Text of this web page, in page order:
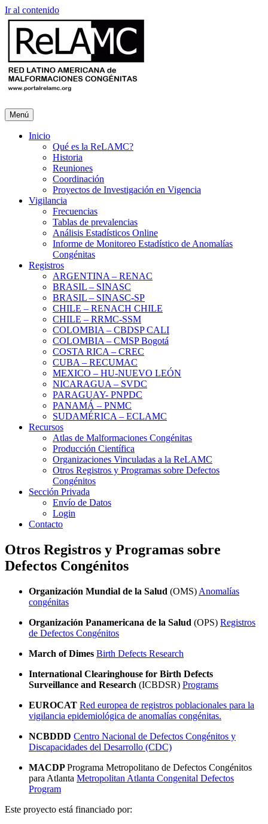
Ir al contenido
Menú
Inicio
Qué es la ReLAMC?
Historia
Reuniones
Coordinación
Proyectos de Investigación en Vigencia
Vigilancia
Frecuencias
Tablas de prevalencias
Análisis Estadísticos Online
Informe de Monitoreo Estadístico de Anomalías
Congénitas
Registros
ARGENTINA – RENAC
BRASIL – SINASC
BRASIL – SINASC-SP
CHILE – RENACH CHILE
CHILE – RRMC-SSM
COLOMBIA – CBDSP CALI
COLOMBIA – CMSP Bogotá
COSTA RICA – CREC
CUBA – RECUMAC
MEXICO – HU-NUEVO LEÓN
NICARAGUA – SVDC
PARAGUAY- PNPDC
PANAMÁ – PNMC
SUDAMÉRICA – ECLAMC
Recursos
Atlas de Malformaciones Congénitas
Producción Científica
Organizaciones Vinculadas a la ReLAMC
Otros Registros y Programas sobre Defectos
Congénitos
Sección Privada
Envío de Datos
Login
Contacto
Otros Registros y Programas sobre
Defectos Congénitos
Organización Mundial de la Salud (OMS) Anomalías
congénitas
Organización Panamericana de la Salud (OPS) Registros
de Defectos Congénitos
March of Dimes Birth Defects Research
International Clearinghouse for Birth Defects
Surveillance and Research (ICBDSR) Programs
EUROCAT Red europea de registros poblacionales para la
vigilancia epidemiológica de anomalías congénitas.
NCBDDD Centro Nacional de Defectos Congénitos y
Discapacidades del Desarrollo (CDC)
MACDPPrograma Metropolitano de Defectos Congénitos
para Atlanta Metropolitan Atlanta Congenital Defectos
Program
Este proyecto está financiado por: